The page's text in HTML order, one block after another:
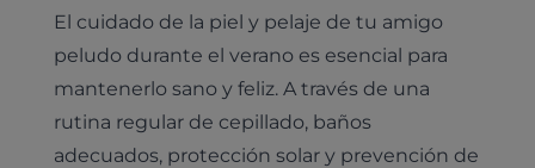
El cuidado de la piel y pelaje de tu amigo
peludo durante el verano es esencial para
mantenerlo sano y feliz. A través de una
rutina regular de cepillado, baños
adecuados, protección solar y prevención de